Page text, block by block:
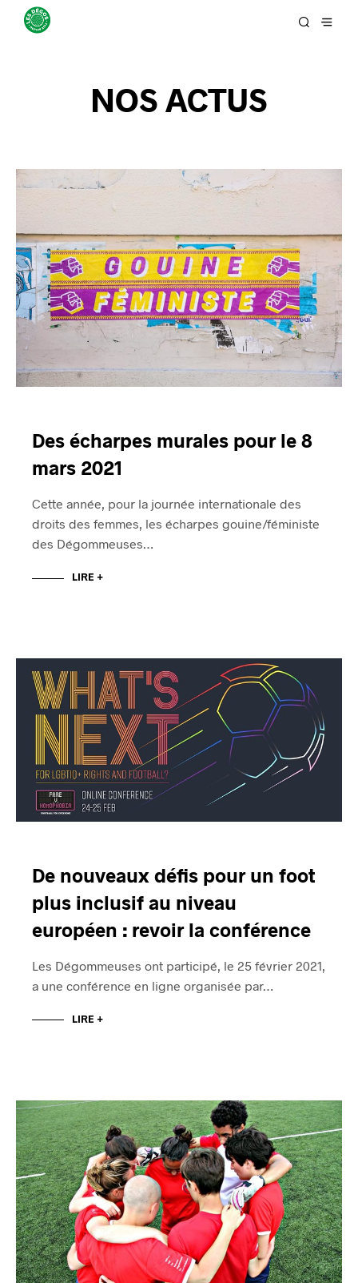
NOS ACTUS
Des écharpes murales pour le 8
mars 2021
Cette année, pour la journée internationale des
droits des femmes, les écharpes gouine/féministe
des Dégommeuses…
LIRE +
De nouveaux défis pour un foot
plus inclusif au niveau
européen : revoir la conférence
Les Dégommeuses ont participé, le 25 février 2021,
a une conférence en ligne organisée par…
LIRE +